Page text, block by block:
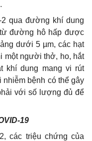
qua đường khí dung
đường hô hấp được
dưới 5 µm, các hạt
một người thở, ho, hắt
khí dung mang vi rút
bệnh có thể gây
với số lượng đủ để
19
các triệu chứng của